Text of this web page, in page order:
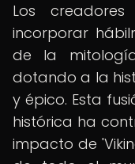
Los
incorporar
de la
dotando a la
y épico. Esta
histórica ha
impacto de